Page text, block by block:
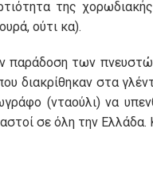
της
ούτι κα).
παράδοση των
διακρίθηκαν στα
(νταούλι) να
σε όλη την Ελλάδα.